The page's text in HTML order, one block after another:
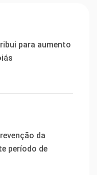
para aumento
da
período de